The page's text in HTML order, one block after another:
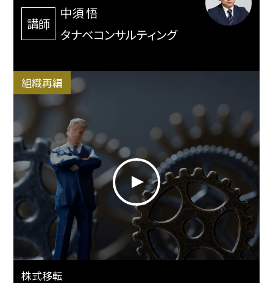
講師
中須 悟
タナベコンサルティング
組織再編
株式移転